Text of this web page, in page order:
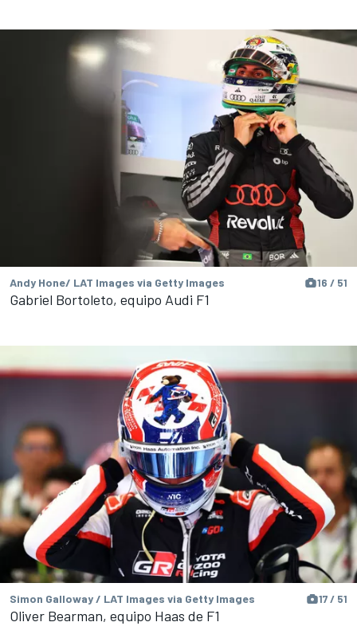
Andy Hone/ LAT Images via Getty Images 16 / 51
Gabriel Bortoleto, equipo Audi F1
Simon Galloway / LAT Images via Getty Images 17 / 51
Oliver Bearman, equipo Haas de F1